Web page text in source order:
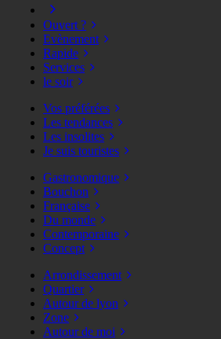
Ouvert ?
Evènement
Rapide
Services
le soir
Vos préférées
Les tendances
Les insolites
Je suis touristes
Gastronomique
Bouchon
Française
Du monde
Contemporaine
Concept
Arrondissement
Quartier
Autour de lyon
Zone
Autour de moi